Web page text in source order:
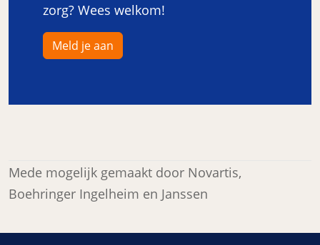
zorg? Wees welkom!
Meld je aan
Mede mogelijk gemaakt door Novartis,
Boehringer Ingelheim en Janssen